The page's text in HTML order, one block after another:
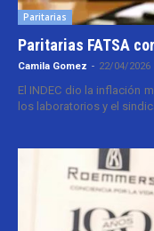
Paritarias
Paritarias FATSA
Camila Gomez - 22/04/2026
El INDEC dio la inflación
los laboratorios y el